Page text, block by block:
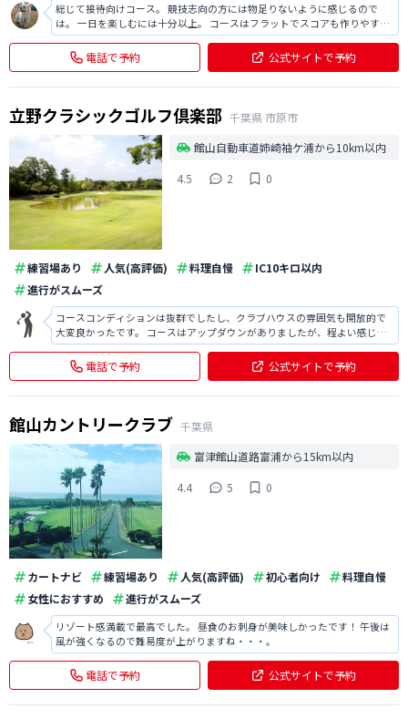
総じて接待向けコース。 競技志向の方には物足りないように感じるので
は。 一日を楽しむには十分以上。 コースはフラットでスコアも作りやす
い。 アクセスは東関東自動車道・大栄インターが最寄となりICから10分程
度。 女性にも評判が良いコース。
電話で予約 公式サイトで予約
立野クラシックゴルフ倶楽部 千葉県 市原市
館山自動車道姉崎袖ケ浦から10km以内
4.5
2 0
練習場あり 人気(高評価) 料理自慢
IC10キロ以内
進行がスムーズ
コースコンディションは抜群でしたし、クラブハウスの雰囲気も開放的で
大変良かったです。 コースはアップダウンがありましたが、程よい感じで
したし、食事も本格的で抜群に美味しかったです。
電話で予約 公式サイトで予約
館山カントリークラブ 千葉県
富津館山道路富浦から15km以内
4.4
5 0
カートナビ 練習場あり 人気(高評価) 初心者向け
料理自慢
女性におすすめ
進行がスムーズ
リゾート感満載で最高でした。 昼食のお刺身が美味しかったです！ 午後は
風が強くなるので難易度が上がりますね・・・。
電話で予約 公式サイトで予約